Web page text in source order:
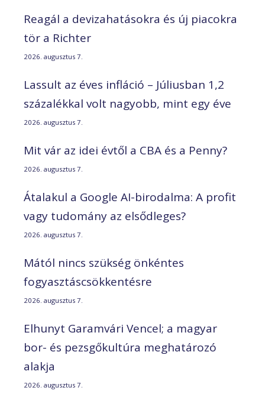
Reagál a devizahatásokra és új piacokra
tör a Richter
2026. augusztus 7.
Lassult az éves infláció – Júliusban 1,2
százalékkal volt nagyobb, mint egy éve
2026. augusztus 7.
Mit vár az idei évtől a CBA és a Penny?
2026. augusztus 7.
Átalakul a Google AI-birodalma: A profit
vagy tudomány az elsődleges?
2026. augusztus 7.
Mától nincs szükség önkéntes
fogyasztáscsökkentésre
2026. augusztus 7.
Elhunyt Garamvári Vencel; a magyar
bor- és pezsgőkultúra meghatározó
alakja
2026. augusztus 7.